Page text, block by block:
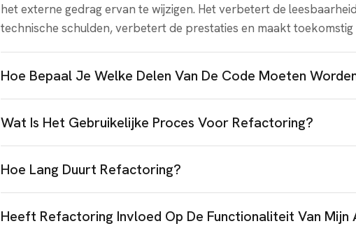
het externe gedrag ervan te wijzigen. Het verbetert de
technische schulden, verbetert de prestaties en maakt
Hoe Bepaal Je Welke Delen Van De Code Moeten
Wat Is Het Gebruikelijke Proces Voor Refactoring?
Hoe Lang Duurt Refactoring?
Heeft Refactoring Invloed Op De Functionaliteit Van Mijn